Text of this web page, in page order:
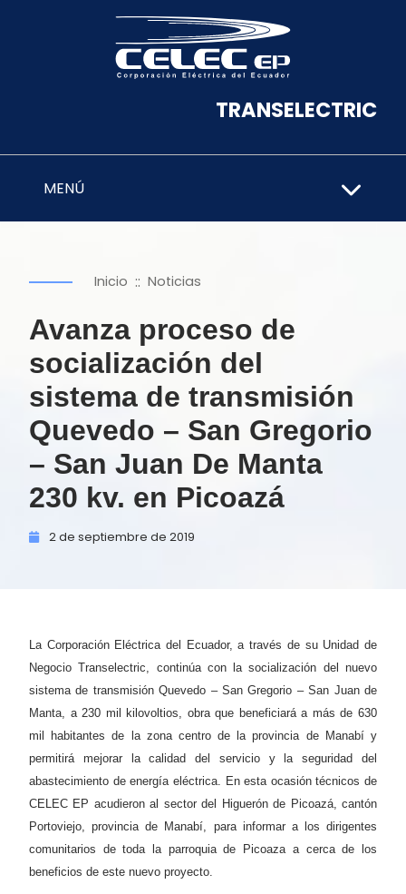
TRANSELECTRIC
MENÚ
Inicio :: Noticias
Avanza proceso de
socialización del
sistema de transmisión
Quevedo – San Gregorio
– San Juan De Manta
230 kv. en Picoazá
2 de septiembre de 2019
La Corporación Eléctrica del Ecuador, a través de su Unidad de
Negocio Transelectric, continúa con la socialización del nuevo
sistema de transmisión Quevedo – San Gregorio – San Juan de
Manta, a 230 mil kilovoltios, obra que beneficiará a más de 630
mil habitantes de la zona centro de la provincia de Manabí y
permitirá mejorar la calidad del servicio y la seguridad del
abastecimiento de energía eléctrica. En esta ocasión técnicos de
CELEC EP acudieron al sector del Higuerón de Picoazá, cantón
Portoviejo, provincia de Manabí, para informar a los dirigentes
comunitarios de toda la parroquia de Picoaza a cerca de los
beneficios de este nuevo proyecto.